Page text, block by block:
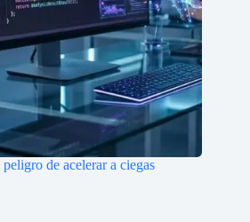
de acelerar a ciegas